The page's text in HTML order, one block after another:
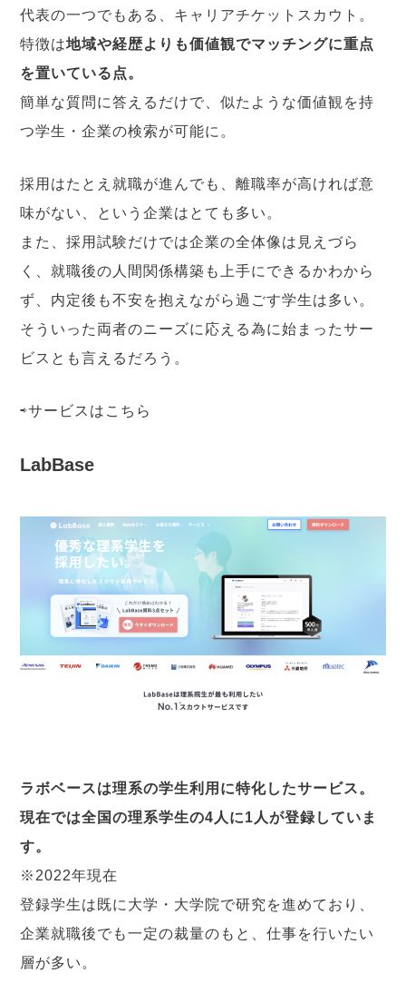
代表の一つでもある、キャリアチケットスカウト。
特徴は地域や経歴よりも価値観でマッチングに重点
を置いている点。
簡単な質問に答えるだけで、似たような価値観を持
つ学生・企業の検索が可能に。
採用はたとえ就職が進んでも、離職率が高ければ意
味がない、という企業はとても多い。
また、採用試験だけでは企業の全体像は見えづら
く、就職後の人間関係構築も上手にできるかわから
ず、内定後も不安を抱えながら過ごす学生は多い。
そういった両者のニーズに応える為に始まったサー
ビスとも言えるだろう。
⇨サービスは こちら
LabBase
ラボベースは理系の学生利用に特化したサービス。
現在では全国の理系学生の4人に1人が登録していま
す。
※2022年現在
登録学生は既に大学・大学院で研究を進めており、
企業就職後でも一定の裁量のもと、仕事を行いたい
層が多い。